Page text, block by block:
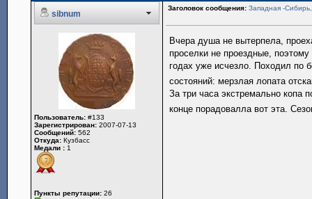
sibnum
Заголовок сообщения: Западная -
Пользователь: #133
Зарегистрирован: 2007-07-13
Сообщений: 562
Откуда: Кузбасс
Медали : 1
Пункты репутации: 26
Вчера душа не вытерпела,
проселки не проездные,
годах уже исчезло. Походил по
состояний: мерзлая лопата
За три часа экстремально копа
конце порадовалла вот эта.